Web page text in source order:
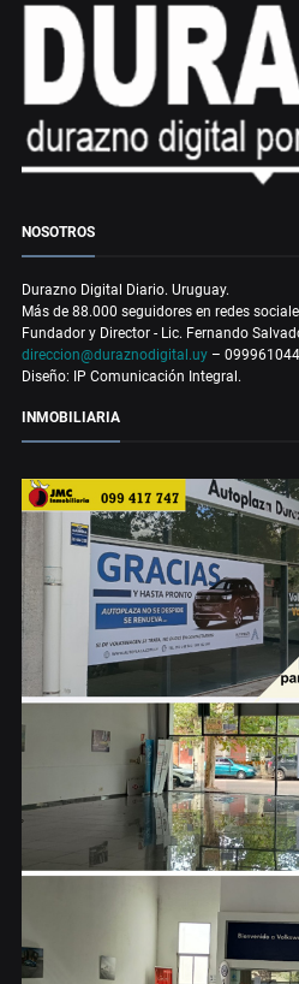
NOSOTROS
Durazno Digital Diario. Uruguay.
Más de 88.000 seguidores en redes
Fundador y Director - Lic. Fernando
direccion@duraznodigital.uy –
Diseño: IP Comunicación Integral.
INMOBILIARIA